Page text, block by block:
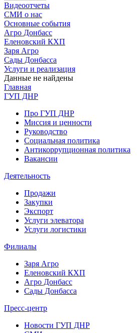
Видеоотчеты
СМИ о нас
Основные события
Агро Донбасс
Еленовский КХП
Заря Агро
Сады Донбасса
Услуги и реализация
Данные не найдены
Главная
ГУП ДНР
Про ГУП ДНР
Миссия и ценности
Руководство
Социальная политика
Антикоррупционная политика
Вакансии
Деятельность
Продажи
Закупки
Экспорт
Услуги элеватора
Услуги логистики
Филиалы
Заря Агро
Еленовский КХП
Агро Донбасс
Сады Донбасса
Пресс-центр
Новости ГУП ДНР